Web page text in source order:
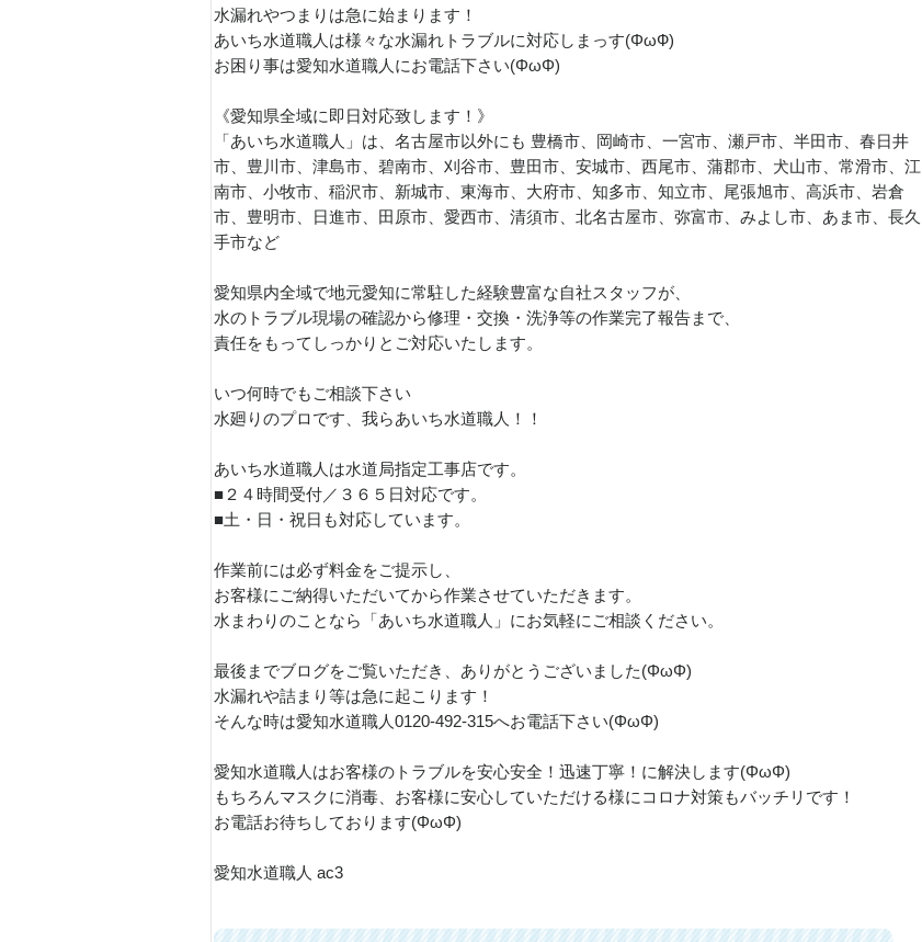
水漏れやつまりは急に始まります！
あいち水道職人は様々な水漏れトラブルに対応しまっす(ΦωФ)
お困り事は愛知水道職人にお電話下さい(ΦωΦ)
《愛知県全域に即日対応致します！》
「あいち水道職人」は、名古屋市以外にも 豊橋市、岡崎市、一宮市、瀬戸市、半田市、春日井
市、豊川市、津島市、碧南市、刈谷市、豊田市、安城市、西尾市、蒲郡市、犬山市、常滑市、江
南市、小牧市、稲沢市、新城市、東海市、大府市、知多市、知立市、尾張旭市、高浜市、岩倉
市、豊明市、日進市、田原市、愛西市、清須市、北名古屋市、弥富市、みよし市、あま市、長久
手市など
愛知県内全域で地元愛知に常駐した経験豊富な自社スタッフが、
水のトラブル現場の確認から修理・交換・洗浄等の作業完了報告まで、
責任をもってしっかりとご対応いたします。
いつ何時でもご相談下さい
水廻りのプロです、我らあいち水道職人！！
あいち水道職人は水道局指定工事店です。
■２４時間受付／３６５日対応です。
■土・日・祝日も対応しています。
作業前には必ず料金をご提示し、
お客様にご納得いただいてから作業させていただきます。
水まわりのことなら「あいち水道職人」にお気軽にご相談ください。
最後までブログをご覧いただき、ありがとうございました(ΦωΦ)
水漏れや詰まり等は急に起こります！
そんな時は愛知水道職人0120-492-315へお電話下さい(ΦωΦ)
愛知水道職人はお客様のトラブルを安心安全！迅速丁寧！に解決します(ΦωΦ)
もちろんマスクに消毒、お客様に安心していただける様にコロナ対策もバッチリです！
お電話お待ちしております(ΦωΦ)
愛知水道職人 ac3